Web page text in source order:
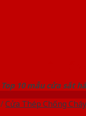
Top 10 mẫu cửa sắt
/Cửa Thép Chống Cháy